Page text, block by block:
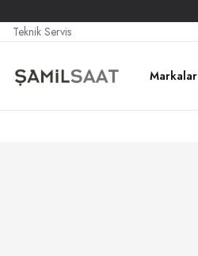
Teknik Servis
Markalar